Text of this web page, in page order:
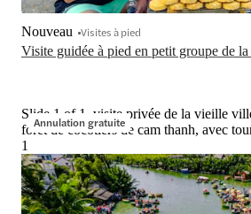
Visite guidée à pied en petit groupe de
Nouveau Visites à pied
Annulation gratuite
Slide 1 of 1, visite privée de la vieille
forêt de cocotiers de cam thanh, avec
1